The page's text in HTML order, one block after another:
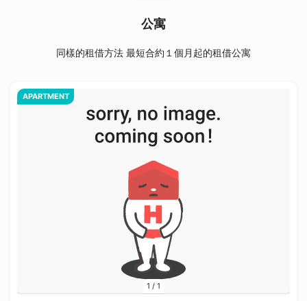
公寓
同樣的租借方法 最短合約１個月起的租借公寓
1 / 1
APARTMENT